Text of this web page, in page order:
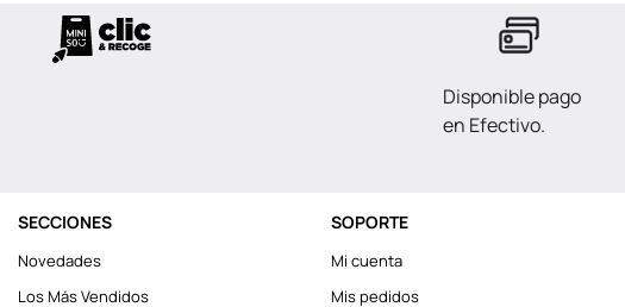
Disponible pago
en Efectivo.
SECCIONES
Novedades
Los Más Vendidos
SOPORTE
Mi cuenta
Mis pedidos